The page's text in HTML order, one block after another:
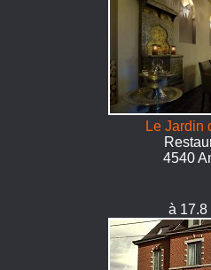
Le Jardin
4540
à 17.8